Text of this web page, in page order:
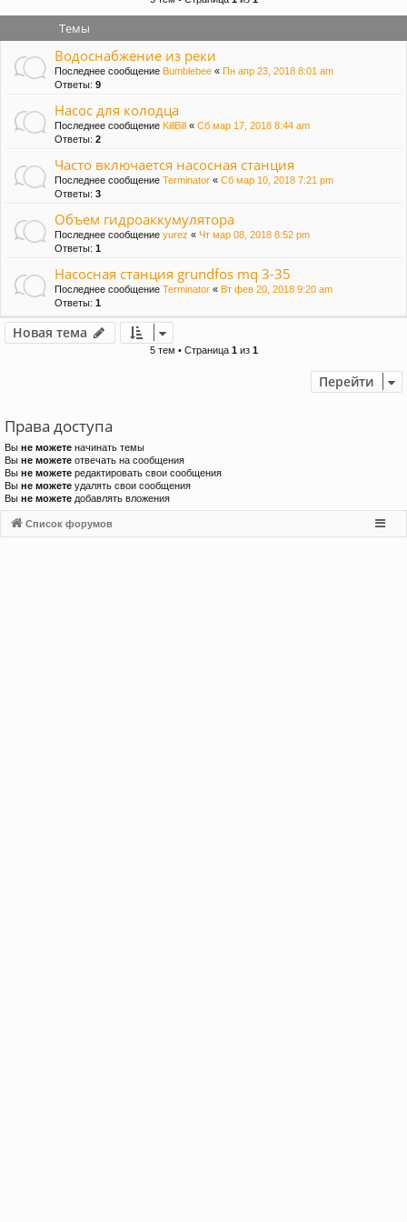
и
Темы
Водоснабжение из реки
Последнее сообщение Bumblebee « Пн апр 23, 2018 8:01 am
Ответы: 9
Насос для колодца
Последнее сообщение KillBill « Сб мар 17, 2018 8:44 am
Ответы: 2
Часто включается насосная станция
Последнее сообщение Terminator « Сб мар 10, 2018 7:21 pm
Ответы: 3
Объем гидроаккумулятора
Последнее сообщение yurez « Чт мар 08, 2018 8:52 pm
Ответы: 1
Насосная станция grundfos mq 3-35
Последнее сообщение Terminator « Вт фев 20, 2018 9:20 am
Ответы: 1
Новая тема
5 тем • Страница 1из 1
Перейти
Права доступа
Вы не можете начинать темы
Вы не можете отвечать на сообщения
Вы не можете редактировать свои сообщения
Вы не можете удалять свои сообщения
Вы не можете добавлять вложения
Список форумов